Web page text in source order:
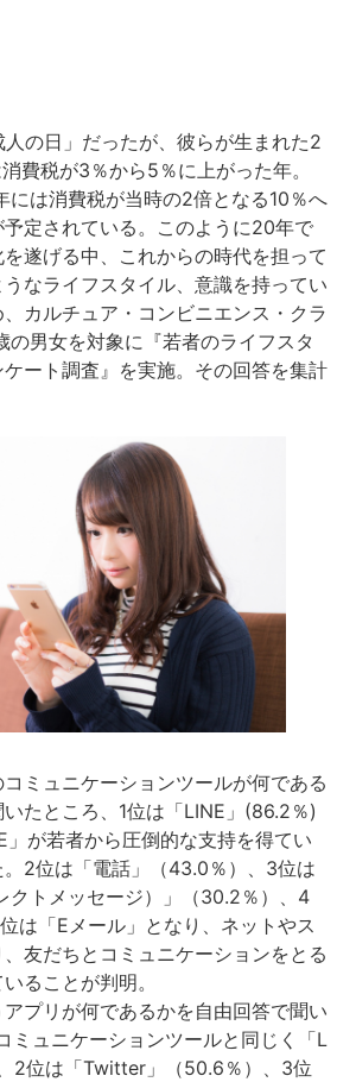
人の日」だったが、彼らが生まれた2
費税が3％から5％に上がった年。
には消費税が当時の2倍となる10％へ
定されている。このように20年で
遂げる中、これからの時代を担って
なライフスタイル、意識を持ってい
カルチュア・コンビニエンス・クラ
の男女を対象に『若者のライフスタ
ート調査』を実施。その回答を集計
ミュニケーションツールが何である
たところ、1位は「LINE」(86.2％)
」が若者から圧倒的な支持を得てい
。2位は「電話」（43.0％）、3位は
クトメッセージ）」（30.2％）、4
は「Eメール」となり、ネットやス
友だちとコミュニケーションをとる
ることが判明。
プリが何であるかを自由回答で聞い
ミュニケーションツールと同じく「L
2位は「Twitter」（50.6％）、3位